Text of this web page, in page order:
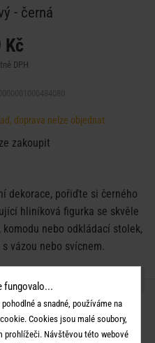
- černá
Kč
DPH
doprava nelze objednat
zakoupit
dekorace, pořiďte si černého
hliníková figurka se skvěle
nebo odkládací stolek,
vázou nebo svícnem.
Š 5 x V 19 cm
hliník
fungovalo...
a snadné, používáme na
Cookies jsou malé soubory,
prohlížeči. Návštěvou této webové